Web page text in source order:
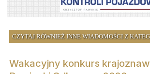
CZYTAJ RÓWNIEŻ INNE WIADOMOŚCI Z
Wakacyjny konkurs